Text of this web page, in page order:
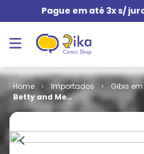
Pague em até 3x s/
Importados Gibis em
Betty and Me
# 34